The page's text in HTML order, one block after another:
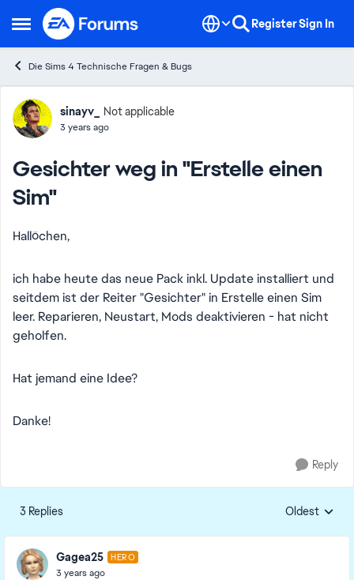
Open Side Menu
Skip to content RegisterSign In
Die Sims 4 Technische Fragen & Bugs
Forum Discussion
sinayv_ Not applicable
3 years ago
Gesichter weg in "Erstelle einen
Sim"
Hallöchen,
ich habe heute das neue Pack inkl. Update installiert und
seitdem ist der Reiter "Gesichter" in Erstelle einen Sim
leer. Reparieren, Neustart, Mods deaktivieren - hat nicht
geholfen.
Hat jemand eine Idee?
Danke!
Reply
3 Replies Replies
Oldest
Gagea25 HERO
3 years ago